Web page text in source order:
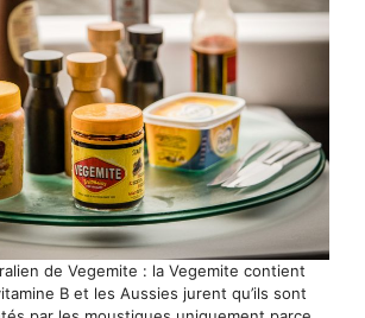
de Vegemite : la Vegemite contient
B et les Aussies jurent qu’ils sont